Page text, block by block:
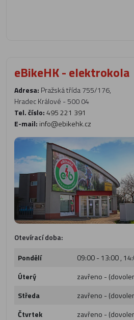
eBikeHK - elektrokola
Adresa: Pražská třída 755/176,
Hradec Králové - 500 04
Tel. číslo:495 221 391
E-mail: info@ebikehk.cz
Otevírací doba:
Pondělí
09:00 - 13:00 ,
Úterý
zavřeno -
Středa
zavřeno -
Čtvrtek
zavřeno -